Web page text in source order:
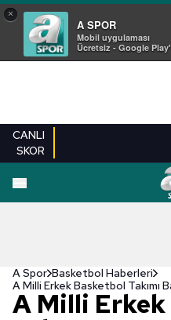
×
A SPOR
Mobil uygulaması
Ücretsiz - Google
CANLI
SKOR
A Spor Basketbol Haberleri
A Milli